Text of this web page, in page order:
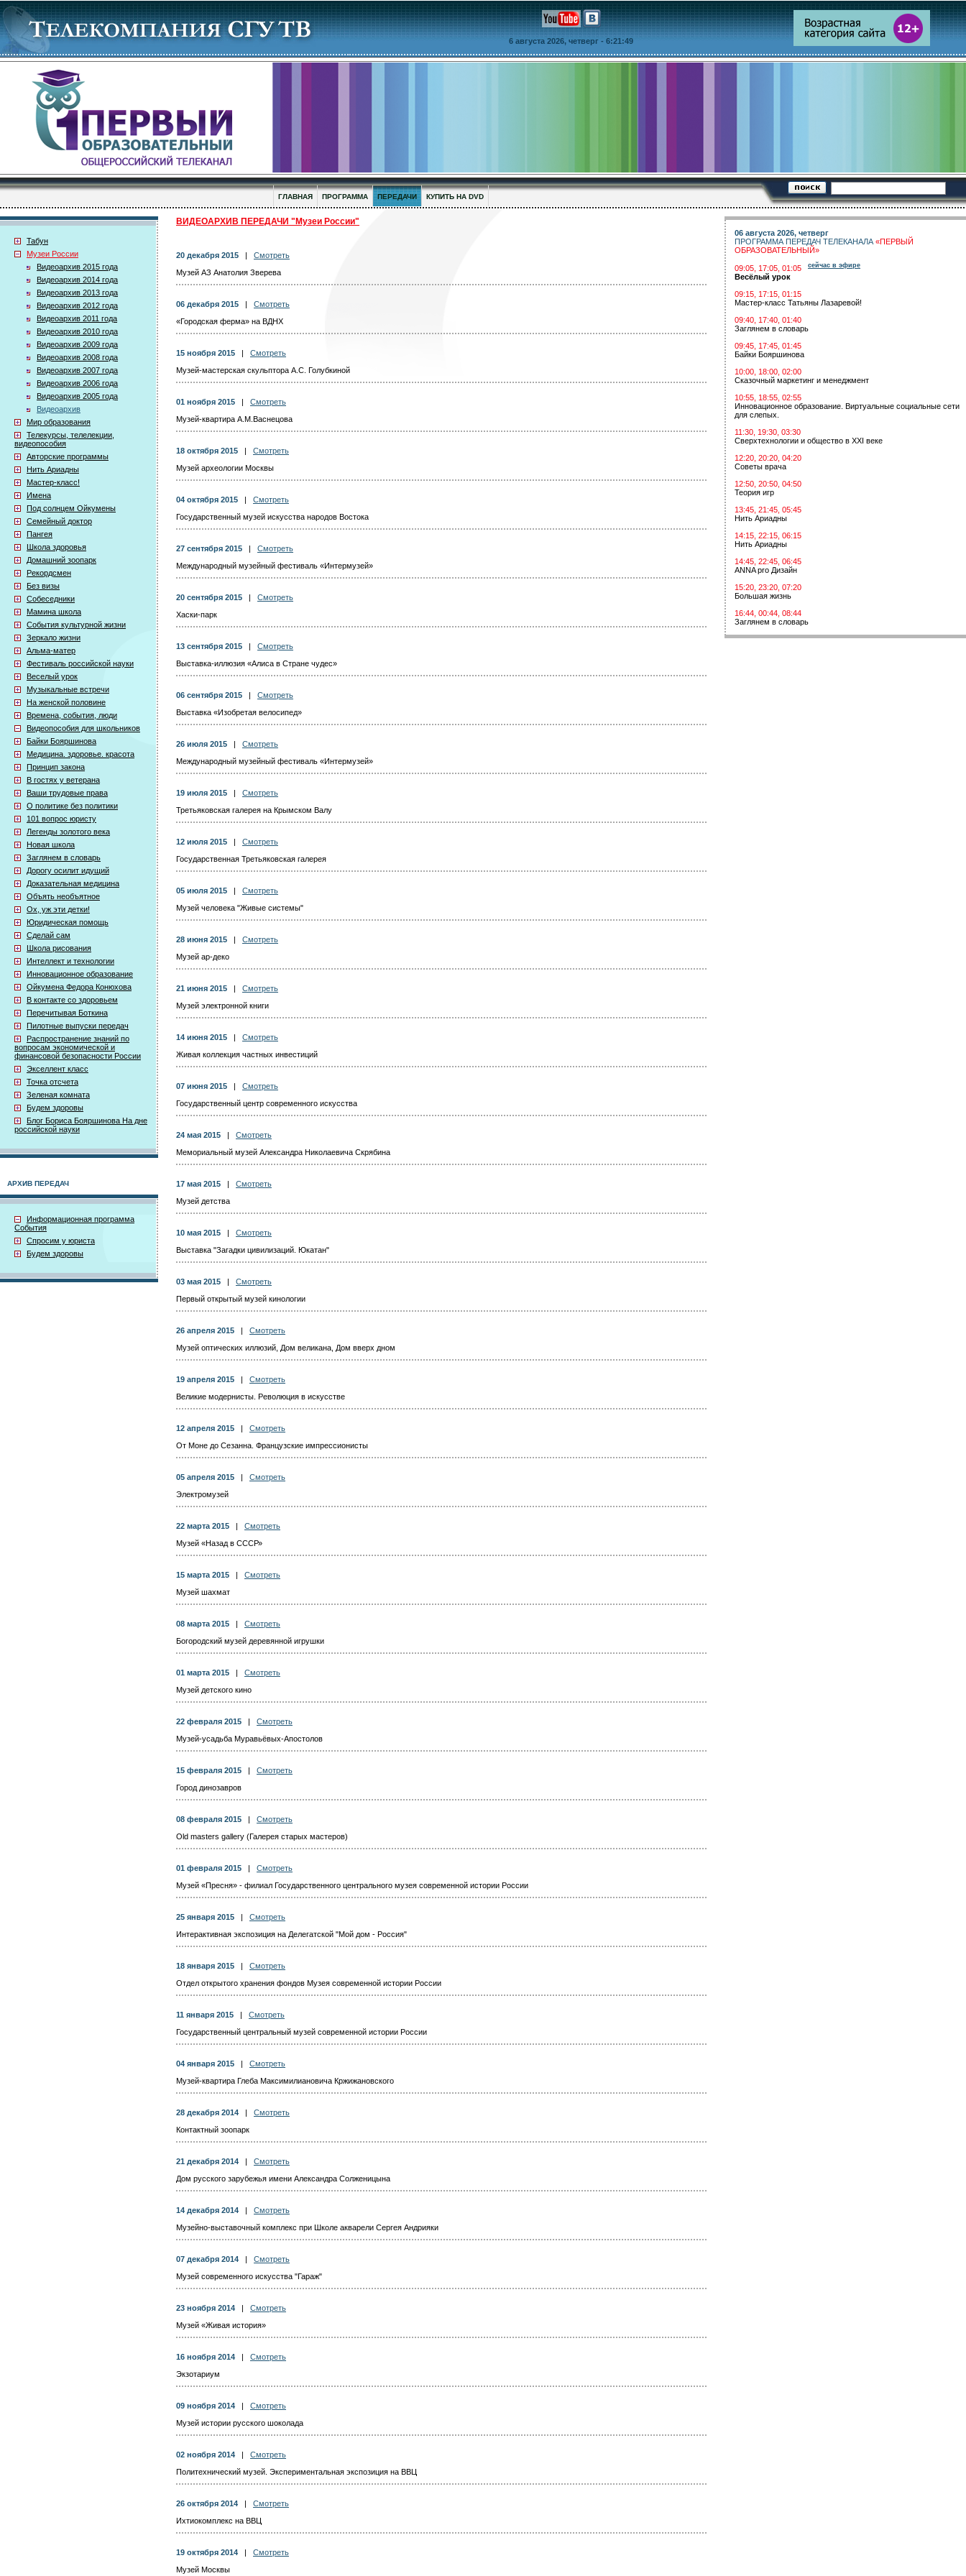
6 августа 2026, четверг - 6:21:50
ГЛАВНАЯ ПРОГРАММА ПЕРЕДАЧИ КУПИТЬ НА DVD
Табун
Музеи России
Видеоархив 2015 года
Видеоархив 2014 года
Видеоархив 2013 года
Видеоархив 2012 года
Видеоархив 2011 года
Видеоархив 2010 года
Видеоархив 2009 года
Видеоархив 2008 года
Видеоархив 2007 года
Видеоархив 2006 года
Видеоархив 2005 года
Видеоархив
Мир образования
Телекурсы, телелекции,
видеопособия
Авторские программы
Нить Ариадны
Мастер-класс!
Имена
Под солнцем Ойкумены
Семейный доктор
Пангея
Школа здоровья
Домашний зоопарк
Рекордсмен
Без визы
Собеседники
Мамина школа
События культурной жизни
Зеркало жизни
Альма-матер
Фестиваль российской науки
Веселый урок
Музыкальные встречи
На женской половине
Времена, события, люди
Видеопособия для школьников
Байки Бояршинова
Медицина. здоровье. красота
Принцип закона
В гостях у ветерана
Ваши трудовые права
О политике без политики
101 вопрос юристу
Легенды золотого века
Новая школа
Заглянем в словарь
Дорогу осилит идущий
Доказательная медицина
Объять необъятное
Ох, уж эти детки!
Юридическая помощь
Сделай сам
Школа рисования
Интеллект и технологии
Инновационное образование
Ойкумена Федора Конюхова
В контакте со здоровьем
Перечитывая Боткина
Пилотные выпуски передач
Распространение знаний по
вопросам экономической и
финансовой безопасности России
Экселлент класс
Точка отсчета
Зеленая комната
Будем здоровы
Блог Бориса Бояршинова На дне
российской науки
АРХИВ ПЕРЕДАЧ
Информационная программа
События
Спросим у юриста
Будем здоровы
ВИДЕОАРХИВ ПЕРЕДАЧИ "Музеи России"
20 декабря 2015
Смотреть
Музей АЗ Анатолия Зверева
06 декабря 2015
Смотреть
«Городская ферма» на ВДНХ
15 ноября 2015
Смотреть
Музей-мастерская скульптора А.С. Голубкиной
01 ноября 2015
Смотреть
Музей-квартира А.М.Васнецова
18 октября 2015
Смотреть
Музей археологии Москвы
04 октября 2015
Смотреть
Государственный музей искусства народов Востока
27 сентября 2015
Смотреть
Международный музейный фестиваль «Интермузей»
20 сентября 2015
Смотреть
Хаски-парк
13 сентября 2015
Смотреть
Выставка-иллюзия «Алиса в Стране чудес»
06 сентября 2015
Смотреть
Выставка «Изобретая велосипед»
26 июля 2015
Смотреть
Международный музейный фестиваль «Интермузей»
19 июля 2015
Смотреть
Третьяковская галерея на Крымском Валу
12 июля 2015
Смотреть
Государственная Третьяковская галерея
05 июля 2015
Смотреть
Музей человека "Живые системы"
28 июня 2015
Смотреть
Музей ар-деко
21 июня 2015
Смотреть
Музей электронной книги
14 июня 2015
Смотреть
Живая коллекция частных инвестиций
07 июня 2015
Смотреть
Государственный центр современного искусства
24 мая 2015
Смотреть
Мемориальный музей Александра Николаевича Скрябина
17 мая 2015
Смотреть
Музей детства
10 мая 2015
Смотреть
Выставка "Загадки цивилизаций. Юкатан"
03 мая 2015
Смотреть
Первый открытый музей кинологии
26 апреля 2015
Смотреть
Музей оптических иллюзий, Дом великана, Дом вверх дном
19 апреля 2015
Смотреть
Великие модернисты. Революция в искусстве
12 апреля 2015
Смотреть
От Моне до Сезанна. Французские импрессионисты
05 апреля 2015
Смотреть
Электромузей
22 марта 2015
Смотреть
Музей «Назад в СССР»
15 марта 2015
Смотреть
Музей шахмат
08 марта 2015
Смотреть
Богородский музей деревянной игрушки
01 марта 2015
Смотреть
Музей детского кино
22 февраля 2015
Смотреть
Музей-усадьба Муравьёвых-Апостолов
15 февраля 2015
Смотреть
Город динозавров
08 февраля 2015
Смотреть
Old masters gallery (Галерея старых мастеров)
01 февраля 2015
Смотреть
Музей «Пресня» - филиал Государственного центрального музея современной истории России
25 января 2015
Смотреть
Интерактивная экспозиция на Делегатской "Мой дом - Россия"
18 января 2015
Смотреть
Отдел открытого хранения фондов Музея современной истории России
11 января 2015
Смотреть
Государственный центральный музей современной истории России
04 января 2015
Смотреть
Музей-квартира Глеба Максимилиановича Кржижановского
28 декабря 2014
Смотреть
Контактный зоопарк
21 декабря 2014
Смотреть
Дом русского зарубежья имени Александра Солженицына
14 декабря 2014
Смотреть
Музейно-выставочный комплекс при Школе акварели Сергея Андрияки
07 декабря 2014
Смотреть
Музей современного искусства "Гараж"
23 ноября 2014
Смотреть
Музей «Живая история»
16 ноября 2014
Смотреть
Экзотариум
09 ноября 2014
Смотреть
Музей истории русского шоколада
02 ноября 2014
Смотреть
Политехнический музей. Экспериментальная экспозиция на ВВЦ
26 октября 2014
Смотреть
Ихтиокомплекс на ВВЦ
19 октября 2014
Смотреть
Музей Москвы
06 августа 2026, четверг
ПРОГРАММА ПЕРЕДАЧ ТЕЛЕКАНАЛА «ПЕРВЫЙ
ОБРАЗОВАТЕЛЬНЫЙ»
09:05, 17:05, 01:05 сейчас в эфире
Весёлый урок
09:15, 17:15, 01:15
Мастер-класс Татьяны Лазаревой!
09:40, 17:40, 01:40
Заглянем в словарь
09:45, 17:45, 01:45
Байки Бояршинова
10:00, 18:00, 02:00
Сказочный маркетинг и менеджмент
10:55, 18:55, 02:55
Инновационное образование. Виртуальные социальные сети
для слепых.
11:30, 19:30, 03:30
Сверхтехнологии и общество в XXI веке
12:20, 20:20, 04:20
Советы врача
12:50, 20:50, 04:50
Теория игр
13:45, 21:45, 05:45
Нить Ариадны
14:15, 22:15, 06:15
Нить Ариадны
14:45, 22:45, 06:45
ANNA pro Дизайн
15:20, 23:20, 07:20
Большая жизнь
16:44, 00:44, 08:44
Заглянем в словарь